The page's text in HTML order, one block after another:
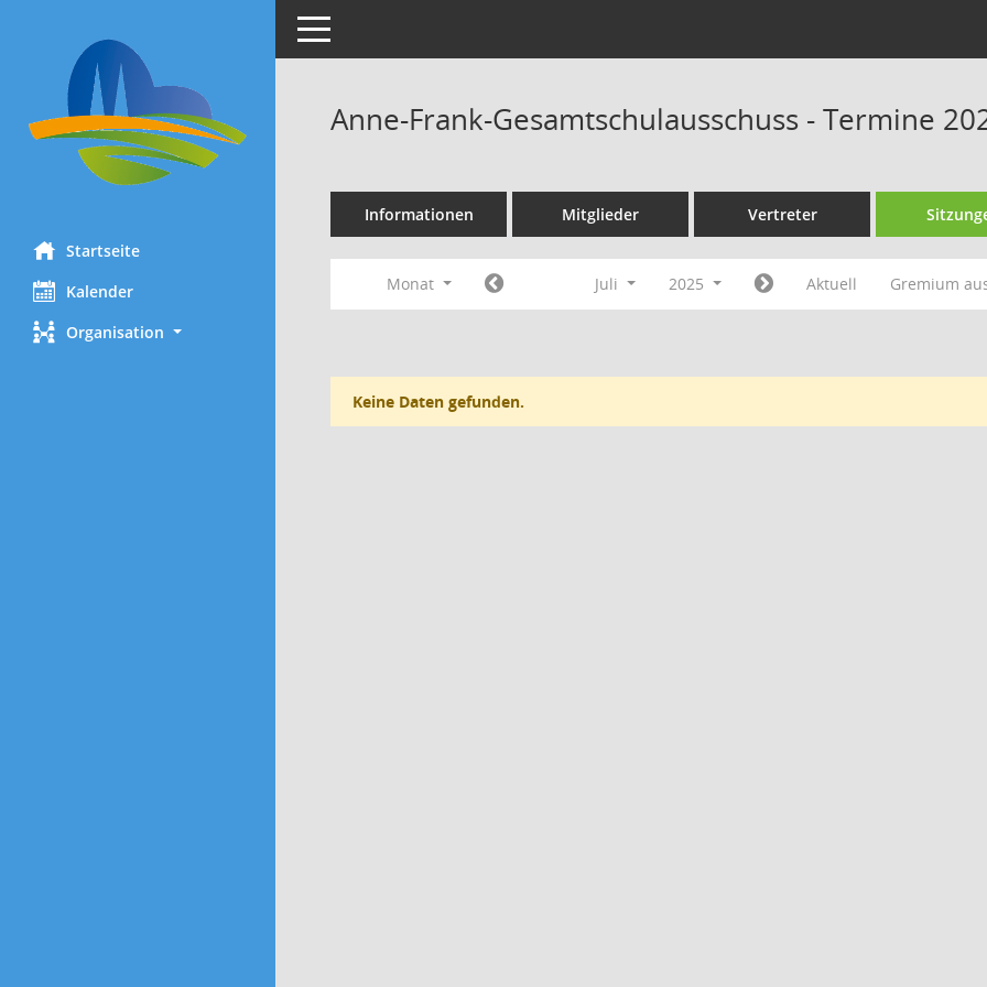
Startseite
Kalender
Organisation
Toggle navigation
Anne-Frank-Gesamtschulausschuss - Termine
Informationen Mitglieder Vertreter
Monat Juli 2025 Aktuell Gremium
Keine Daten gefunden.